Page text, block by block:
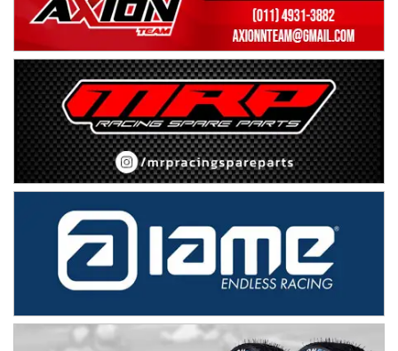
El Cerro (Tierra)
Victoria (Entre Ríos)
PATAGONICO - F6
Moto Club Reginense (Tierra)
Gral. E. Godoy (Río Negro)
CSK - F7
Juventud Unida (Tierra)
Humboldt (Santa Fe)
Ciudad de Avellaneda (Asfalto)
Avellaneda (Santa Fe)
SUR SANTAFESINO - F4
José Samuel Sánchez (Tierra)
TUCUMANO - F5